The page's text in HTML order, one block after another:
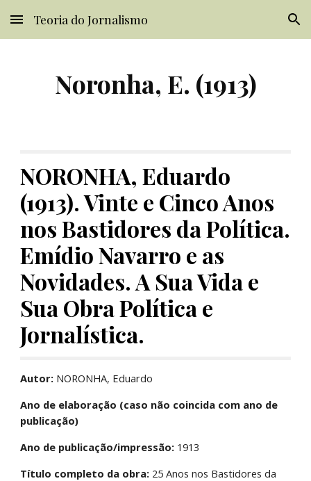
Skip to main content Skip to navigation
Teoria do Jornalismo
Noronha, E. (1913)
NORONHA, Eduardo
(1913). Vinte e Cinco Anos
nos Bastidores da Política.
Emídio Navarro e as
Novidades. A Sua Vida e
Sua Obra Política e
Jornalística.
Autor: NORONHA, Eduardo
Ano de elaboração (caso não coincida com ano de
publicação)
Ano de publicação/impressão: 1913
Título completo da obra: 25 Anos nos Bastidores da